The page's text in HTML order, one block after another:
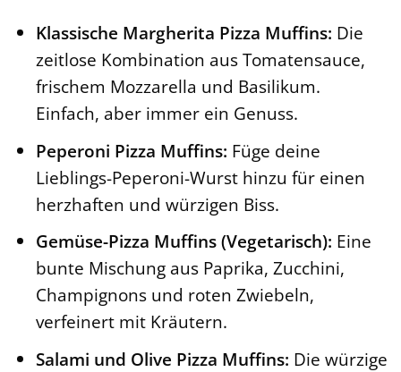
Klassische Margherita Pizza Muffins: Die
zeitlose Kombination aus Tomatensauce,
frischem Mozzarella und Basilikum.
Einfach, aber immer ein Genuss.
Peperoni Pizza Muffins: Füge deine
Lieblings-Peperoni-Wurst hinzu für einen
herzhaften und würzigen Biss.
Gemüse-Pizza Muffins (Vegetarisch): Eine
bunte Mischung aus Paprika, Zucchini,
Champignons und roten Zwiebeln,
verfeinert mit Kräutern.
Salami und Olive Pizza Muffins: Die würzige